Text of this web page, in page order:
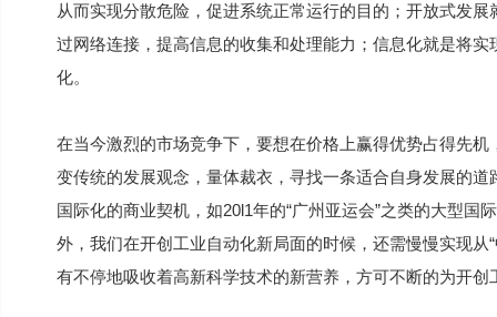
从而实现分散危险，促进系统正常运行的目的；开放式发
过网络连接，提高信息的收集和处理能力；信息化就是将
化。
在当今激烈的市场竞争下，要想在价格上赢得优势占得先
变传统的发展观念，量体裁衣，寻找一条适合自身发展的
国际化的商业契机，如20l1年的“广州亚运会”之类的大型国
外，我们在开创工业自动化新局面的时候，还需慢慢实现从
有不停地吸收着高新科学技术的新营养，方可不断的为开